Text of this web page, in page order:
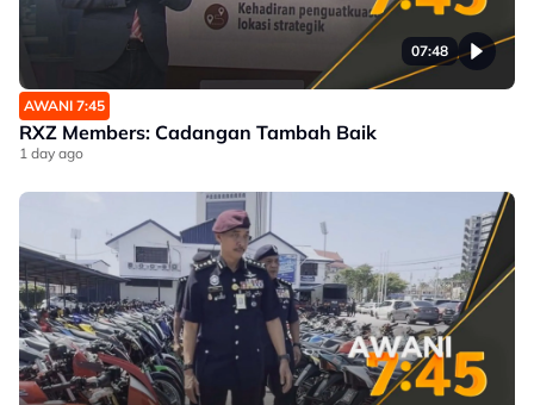
07:48
AWANI 7:45
RXZ Members: Cadangan Tambah Baik
1 day ago